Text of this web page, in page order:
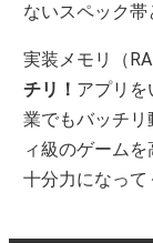
ないスペック帯
実装メモリ（
チリ！ アプリ
業でもバッチ
ィ級のゲーム
十分力になって